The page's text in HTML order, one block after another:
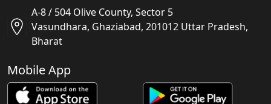
A-8 / 504 Olive County, Sector 5
Vasundhara, Ghaziabad, 201012 Uttar Pradesh,
Bharat
Mobile App